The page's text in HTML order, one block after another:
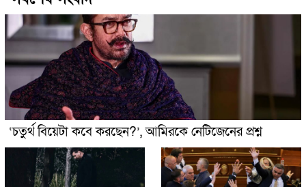
‘চতুর্থ বিয়েটা কবে করছেন?’, আমিরকে নেটিজেনের প্রশ্ন